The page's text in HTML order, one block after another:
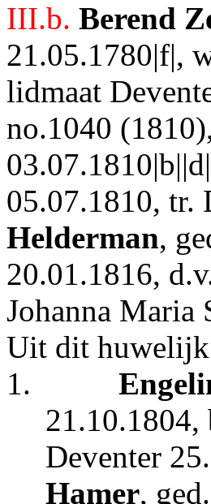
III.b. Berend
21.05.1780|f|,
lidmaat
no.1040
05.07.1810, tr.
Helderman,
20.01.1816,
Johanna Maria
Uit dit
1.
21.10.1804,
Deventer
Hamer,